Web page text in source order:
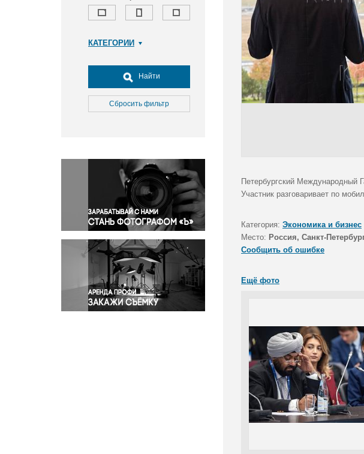
КАТЕГОРИИ
Досуг, туризм и отдых
Культура
Медицина
Окружающая среда
Политика
Правосудие
Происшествия и конфликты
Религия
Светская жизнь
Спорт
Экология
Экономика и бизнес
Найти
Сбросить фильтр
Петербургский
Участник разговаривает по
Категория: Экономика и бизнес
Место: Россия, Санкт-
Сообщить об ошибке
Ещё фото